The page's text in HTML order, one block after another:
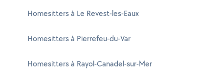
Homesitters à Le Revest-les-Eaux
Homesitters à Pierrefeu-du-Var
Homesitters à Rayol-Canadel-sur-Mer